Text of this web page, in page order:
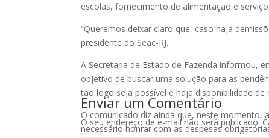
escolas, fornecimento de alimentação e
“Queremos deixar claro que, caso haja
presidente do Seac-RJ.
A Secretaria de Estado de Fazenda informou,
objetivo de buscar uma solução para as
tão logo seja possível e haja disponibilidade de
O comunicado diz ainda que, neste momento,
necessário honrar com as despesas
Enviar um Comentário
O seu endereço de e-mail não será publicado.